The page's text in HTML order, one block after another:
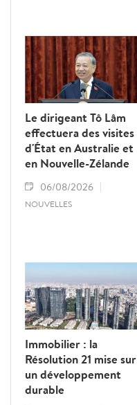
Le dirigeant Tô Lâm
effectuera des visites
d'État en Australie et
en Nouvelle-Zélande
06/08/2026
NOUVELLES
Immobilier : la
Résolution 21 mise sur
un développement
durable